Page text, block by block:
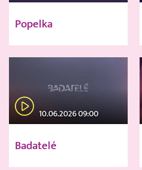
Popelka
10.06.2026 09:00
Badatelé